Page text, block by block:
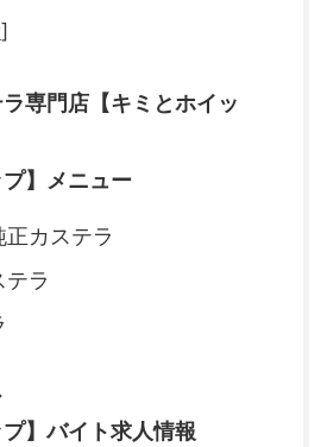
]
ラ専門店【キミとホイッ
プ】メニュー
カステラ
ラ
プ】バイト求人情報